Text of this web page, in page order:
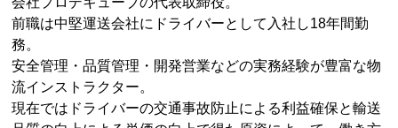
前職は中堅運送会社にドライバーとして入社し18年間勤
務。
安全管理・品質管理・開発営業などの実務経験が豊富な物
流インストラクター。
現在ではドライバーの交通事故防止による利益確保と輸送